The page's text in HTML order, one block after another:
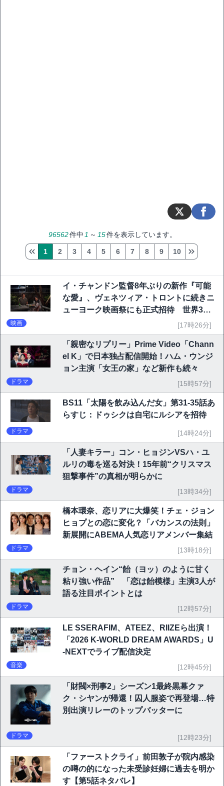
96562件中 1 ～ 15件を表示しています。
1 2 3 4 5 6 7 8 9 10
イ・チャンドン監督8年ぶりの新作『可能
な愛』、ヴェネツィア・トロントに続きニ
ューヨーク映画祭にも正式招待 世界3大
映画 [17時26分]
「親密なリプリー」Prime Video「Chann
el K」で日本独占配信開始！ハム・ウンジ
ョン主演「女王の家」など新作も続々
ドラマ [15時57分]
BS11「太陽を飲み込んだ女」第31-35話あ
らすじ：ドゥシクは自宅にルシアを招待
ドラマ [14時24分]
「人妻キラー」コン・ヒョジンVSハ・ユ
ルリの毒を巡る対決！15年前“クリスマス
狙撃事件”の真相が明らかに
ドラマ [13時34分]
橋本環奈、恋リアに大爆笑！チェ・ジョン
ヒョプとの恋に変化？「バカンスの法則」
新展開にABEMA人気恋リアメンバー集結
ドラマ [13時18分]
チョン・ヘイン“飴（ヨッ）のように甘く
粘り強い作品” 「恋は飴模様」主演3人が
語る注目ポイントとは
ドラマ [12時57分]
LE SSERAFIM、ATEEZ、RIIZEら出演！
「2026 K-WORLD DREAM AWARDS」U
-NEXTでライブ配信決定
音楽 [12時45分]
「財閥×刑事2」シーズン1最終黒幕クァ
ク・シヤンが帰還！囚人服姿で再登場…特
別出演リレーのトップバッターに
ドラマ [12時23分]
「ファーストクライ」前田敦子が院内感染
の噂の的になった未受診妊婦に過去を明か
す【第5話ネタバレ】